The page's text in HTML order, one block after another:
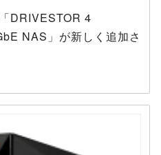
DRIVESTOR 4
NAS」が新しく追加さ